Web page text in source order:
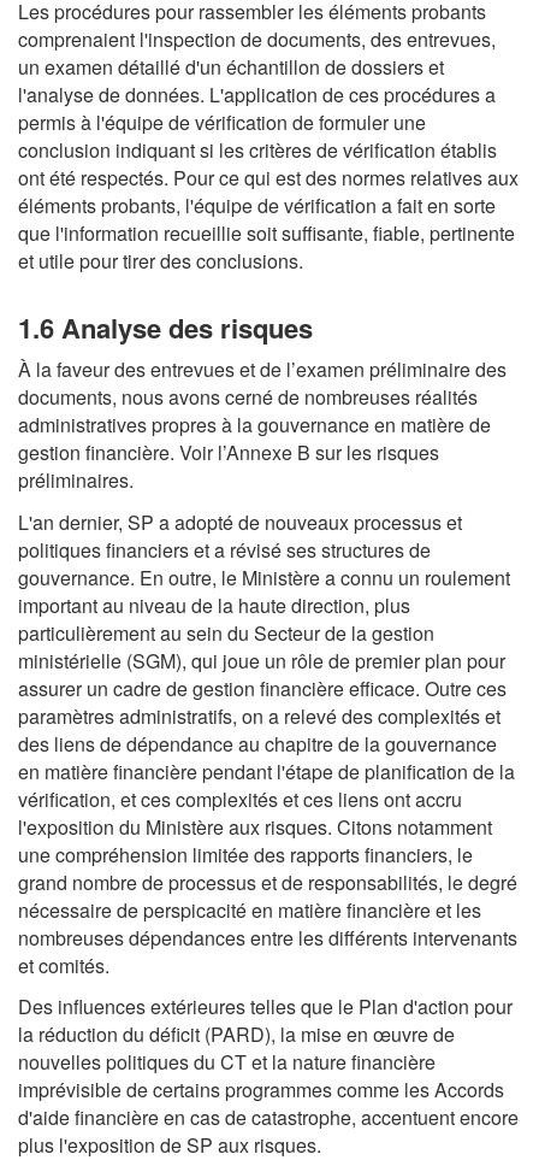
Les procédures pour rassembler les éléments probants
comprenaient l'inspection de documents, des entrevues,
un examen détaillé d'un échantillon de dossiers et
l'analyse de données. L'application de ces procédures a
permis à l'équipe de vérification de formuler une
conclusion indiquant si les critères de vérification établis
ont été respectés. Pour ce qui est des normes relatives aux
éléments probants, l'équipe de vérification a fait en sorte
que l'information recueillie soit suffisante, fiable, pertinente
et utile pour tirer des conclusions.
1.6 Analyse des risques
À la faveur des entrevues et de l’examen préliminaire des
documents, nous avons cerné de nombreuses réalités
administratives propres à la gouvernance en matière de
gestion financière. Voir l’Annexe B sur les risques
préliminaires.
L'an dernier, SP a adopté de nouveaux processus et
politiques financiers et a révisé ses structures de
gouvernance. En outre, le Ministère a connu un roulement
important au niveau de la haute direction, plus
particulièrement au sein du Secteur de la gestion
ministérielle (SGM), qui joue un rôle de premier plan pour
assurer un cadre de gestion financière efficace. Outre ces
paramètres administratifs, on a relevé des complexités et
des liens de dépendance au chapitre de la gouvernance
en matière financière pendant l'étape de planification de la
vérification, et ces complexités et ces liens ont accru
l'exposition du Ministère aux risques. Citons notamment
une compréhension limitée des rapports financiers, le
grand nombre de processus et de responsabilités, le degré
nécessaire de perspicacité en matière financière et les
nombreuses dépendances entre les différents intervenants
et comités.
Des influences extérieures telles que le Plan d'action pour
la réduction du déficit (PARD), la mise en œuvre de
nouvelles politiques du CT et la nature financière
imprévisible de certains programmes comme les Accords
d'aide financière en cas de catastrophe, accentuent encore
plus l'exposition de SP aux risques.